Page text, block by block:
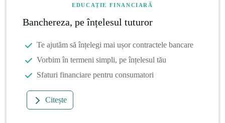
EDUCAȚIE FINANCIARĂ
Banchereza, pe înțelesul tuturor
Te ajutăm să înțelegi mai ușor contractele bancare
Vorbim în termeni simpli, pe înțelesul tău
Sfaturi financiare pentru consumatori
Citește